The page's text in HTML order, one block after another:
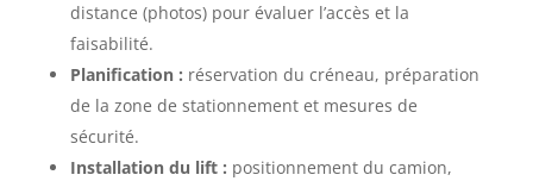
distance (photos) pour évaluer l’accès et la
faisabilité.
Planification : réservation du créneau, préparation
de la zone de stationnement et mesures de
sécurité.
Installation du lift : positionnement du camion,